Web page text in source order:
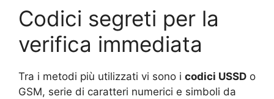
Codici segreti per la
verifica immediata
Tra i metodi più utilizzati vi sono i codici USSD o
GSM, serie di caratteri numerici e simboli da